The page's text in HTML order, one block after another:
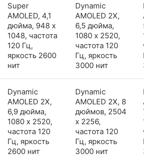
Super
AMOLED, 4,1
дюйма, 948 x
1048, частота
120 Гц,
яркость 2600
нит
Dynamic
AMOLED 2X,
6,5 дюйма,
1080 x 2520,
частота 120
Гц, яркость
3000 нит
Dynamic
AMOLED 2X,
6,9 дюйма,
1080 x 2520,
частота 120
Гц, яркость
2600 нит
Dynamic
AMOLED 2X, 8
дюймов, 2504
x 2256,
частота 120
Гц, яркость
3000 нит